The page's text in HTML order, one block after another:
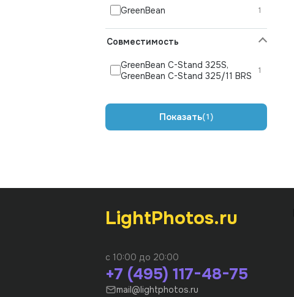
GreenBean 1
Совместимость
GreenBean C-Stand 325S,
GreenBean C-Stand 325/11 BRS
1
Показать 1
LightPhotos.ru
с 10:00 до 20:00
+7 (495) 117-48-75
mail@lightphotos.ru